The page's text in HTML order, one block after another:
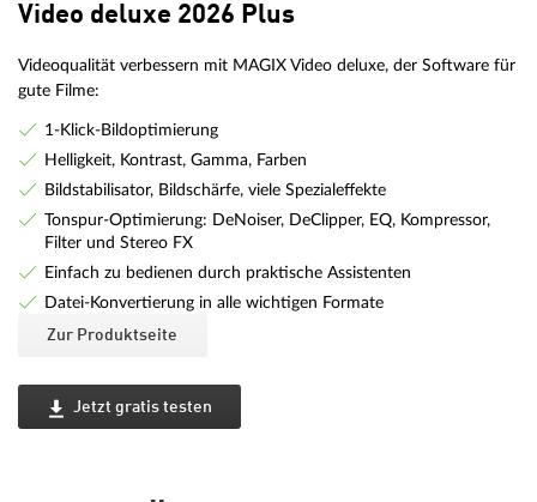
Video deluxe 2026 Plus
Videoqualität verbessern mit MAGIX Video deluxe, der Software für
gute Filme:
1-Klick-Bildoptimierung
Helligkeit, Kontrast, Gamma, Farben
Bildstabilisator, Bildschärfe, viele Spezialeffekte
Tonspur-Optimierung: DeNoiser, DeClipper, EQ, Kompressor,
Filter und Stereo FX
Einfach zu bedienen durch praktische Assistenten
Datei-Konvertierung in alle wichtigen Formate
Zur Produktseite
Jetzt gratis testen